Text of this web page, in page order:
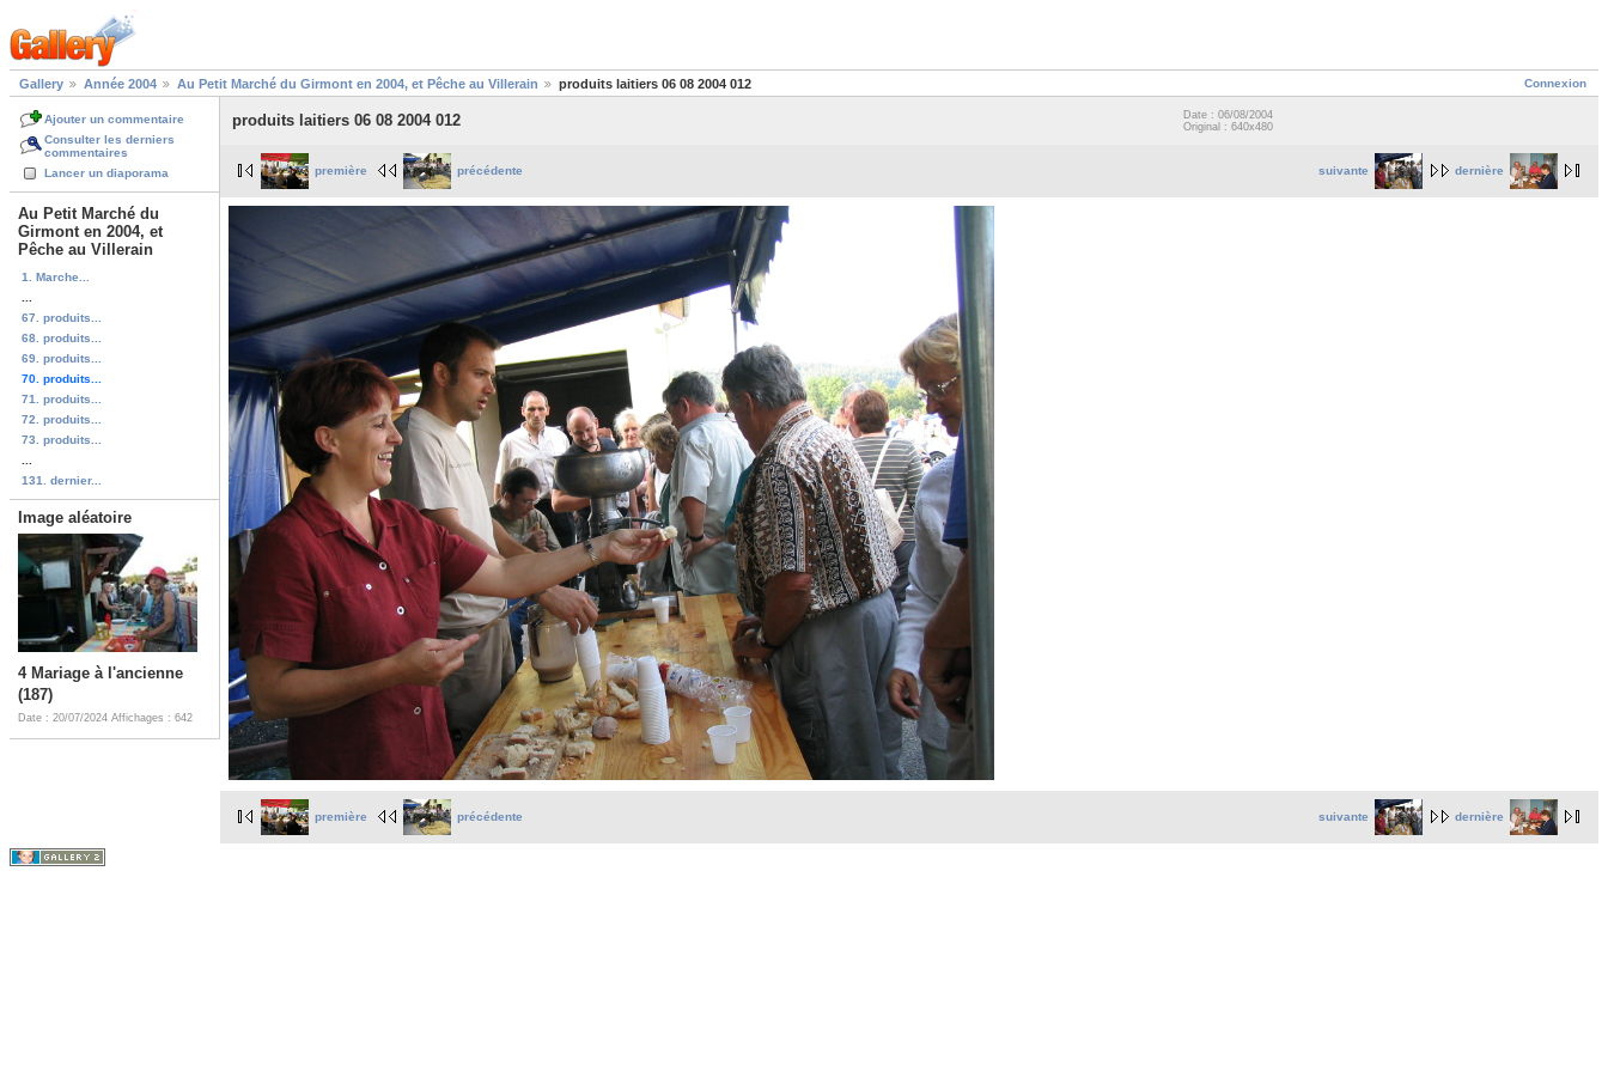
Connexion
Gallery Année 2004 Au Petit Marché du Girmont en 2004, et Pêche au Villerain produits laitiers 06 08 2004 012
Ajouter un commentaire
Consulter les derniers
commentaires
Lancer un diaporama
Au Petit Marché du
Girmont en 2004, et
Pêche au Villerain
1. Marche...
67. produits...
68. produits...
69. produits...
70. produits...
71. produits...
72. produits...
73. produits...
131. dernier...
Image aléatoire
4 Mariage à l'ancienne
(187)
Date : 20/07/2024 Affichages : 642
produits laitiers 06 08 2004 012
Date : 06/08/2004
Original : 640x480
suivante dernière
première précédente
suivante dernière
première précédente